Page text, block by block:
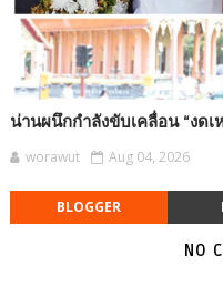
น่านผนึกกำลังขับเคลื่อน “งดเ
worawut Aug 04, 2026
BLOGGER
NO